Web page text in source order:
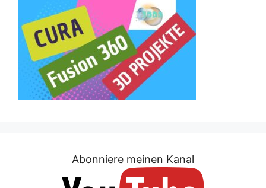
Abonniere meinen Kanal